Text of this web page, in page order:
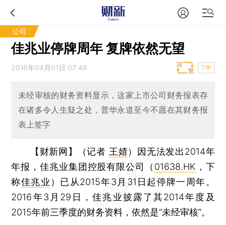
公司
佳兆业停牌周年 复牌依然无望
2016年04月01日 07:48 T中
未经审核的财务资料显示，这家上市公司财务报表存
在诸多令人生疑之处，普华永道至今不愿在其财务报
表上签字
【财新网】（记者 王婧）
因无法发出2014年
年报，佳兆业集团控股有限公司（ 01638.HK ，下
称佳兆业 ）已从2015年3月31日起停牌一周年。
2016年3月29日，佳兆业披露了其2014年度及
2015年前三季度的财务资料，依然是“未经审核”。